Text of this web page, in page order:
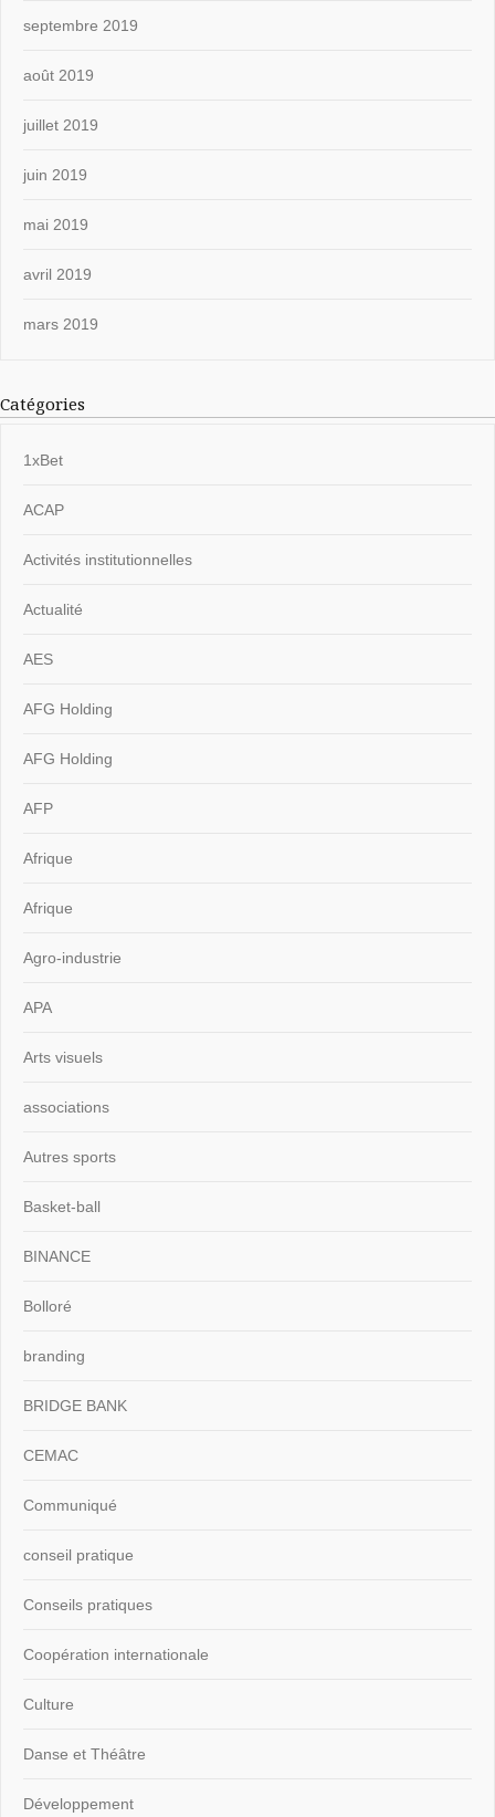
septembre 2019
août 2019
juillet 2019
juin 2019
mai 2019
avril 2019
mars 2019
Catégories
1xBet
ACAP
Activités institutionnelles
Actualité
AES
AFG Holding
AFG Holding
AFP
Afrique
Afrique
Agro-industrie
APA
Arts visuels
associations
Autres sports
Basket-ball
BINANCE
Bolloré
branding
BRIDGE BANK
CEMAC
Communiqué
conseil pratique
Conseils pratiques
Coopération internationale
Culture
Danse et Théâtre
Développement